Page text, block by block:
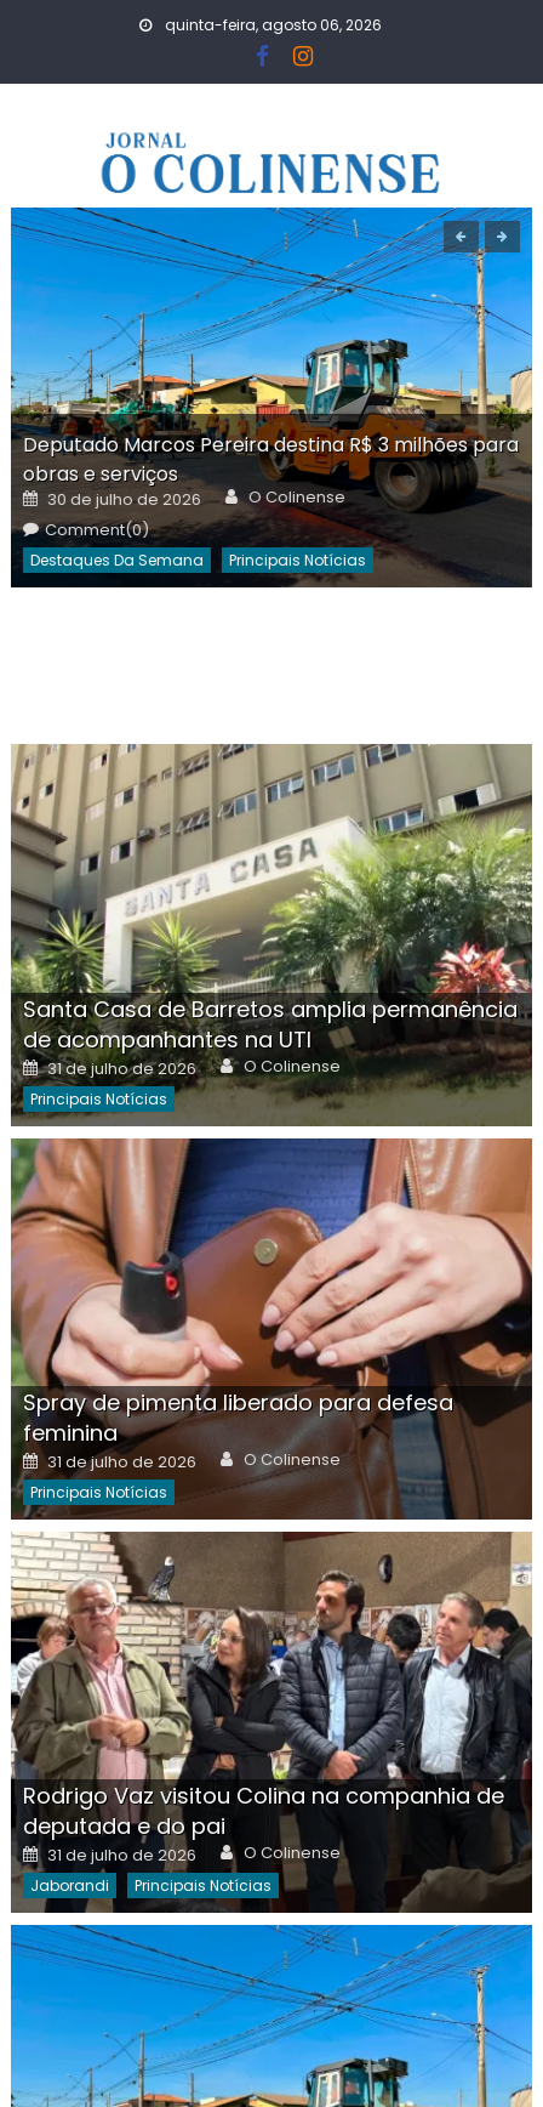
quinta-feira, agosto 06, 2026
Deputado Marcos Pereira destina R$ 3 milhões para
obras e serviços
Posted
on
30 de julho de 2026 Author
O Colinense
Comment(0)
Destaques Da Semana Principais Notícias
Santa Casa de Barretos amplia permanência
de acompanhantes na UTI
Posted
on
31 de julho de 2026 Author
O Colinense
Principais Notícias
Spray de pimenta liberado para defesa
feminina
Posted
on
31 de julho de 2026 Author
O Colinense
Principais Notícias
Rodrigo Vaz visitou Colina na companhia de
deputada e do pai
Posted
on
31 de julho de 2026 Author
O Colinense
Jaborandi Principais Notícias